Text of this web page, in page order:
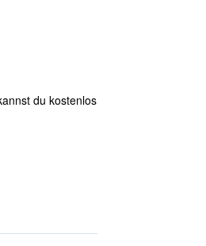
du kostenlos